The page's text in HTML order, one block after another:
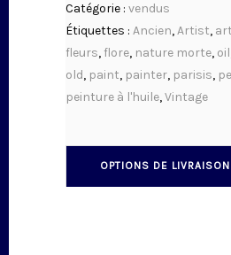
Catégorie : vendus
Étiquettes : Ancien,Artist,
fleurs,flore, nature morte, oil
old, paint, painter, parisis,
peinture à l'huile,Vintage
OPTIONS DE LIVRAISON